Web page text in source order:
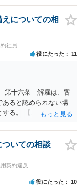
を希望しております。
判を引き延ばしてい
に執着があるというこ
ら、時間がかかった
あまりありません。
ことであれば、バッ
たりません。 つまり
ではなく、上記、顧
書面も、矛盾だらけの
ダメです。担当役員の
ーリー性もありませ
実経験者が述べたこと
えないと、裁判所は
そのため、「能力不
果たせず、まず裁判に
。 ご質問者様のイメ
」、客観性・合理性
められるハードルは
で解雇するときは、
たる注意・指導・教
どをしっかり記録し
て高いです。
についての相
社員
役にたった 11
第十六条 解雇は、客
ると認められない場
る。 【ご質問１に対
たのかによっては、
ると思います。 【ご質
かは、普通解雇の上で
要がある際の場合と
て】 「協調性のな
ます。 指導や面談も
いての相談
契約違反
役にたった 10